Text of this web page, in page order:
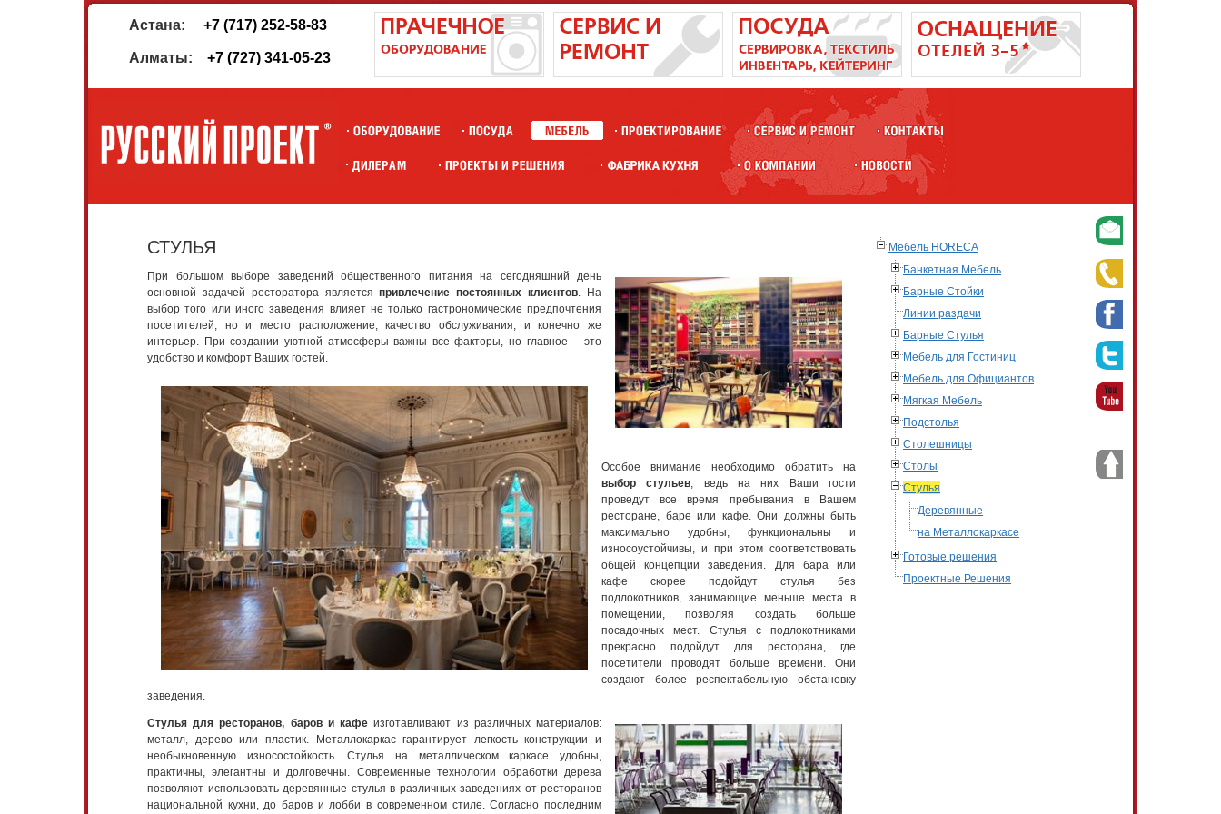
Астана: +7 (717) 252-58-83
Алматы: +7 (727) 341-05-23
Мебель HORECA
Банкетная Мебель
Барные Стойки
Линии раздачи
Барные Стулья
Мебель для Гостиниц
Мебель для Официантов
Мягкая Мебель
Подстолья
Столешницы
Столы
Стулья
Деревянные
на Металлокаркасе
Готовые решения
Проектные Решения
СТУЛЬЯ
При большом выборе заведений общественного питания на сегодняшний день
основной задачей ресторатора являетсяпривлечение постоянных клиентов . На
выбор того или иного заведения влияет не только гастрономические предпочтения
посетителей, но и место расположение, качество обслуживания, и конечно же
интерьер. При создании уютной атмосферы важны все факторы, но главное – это
удобство и комфорт Ваших гостей.
Особое внимание необходимо обратить на
выбор стульев , ведь на них Ваши гости
проведут все время пребывания в Вашем
ресторане, баре или кафе. Они должны быть
максимально удобны, функциональны и
износоустойчивы, и при этом соответствовать
общей концепции заведения. Для бара или
кафе скорее подойдут стулья без
подлокотников, занимающие меньше места в
помещении, позволяя создать больше
посадочных мест. Стулья с подлокотниками
прекрасно подойдут для ресторана, где
посетители проводят больше времени. Они
создают более респектабельную обстановку
заведения.
Стулья для ресторанов, баров и кафе изготавливают из различных материалов:
металл, дерево или пластик. Металлокаркас гарантирует легкость конструкции и
необыкновенную износостойкость. Стулья на металлическом каркасе удобны,
практичны, элегантны и долговечны. Современные технологии обработки дерева
позволяют использовать деревянные стулья в различных заведениях от ресторанов
национальной кухни, до баров и лобби в современном стиле. Согласно последним